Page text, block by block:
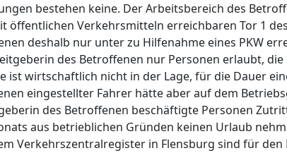
bestehen keine. Der Arbeitsbereich des
öffentlichen Verkehrsmitteln erreichbaren Tor 1
deshalb nur unter zu Hilfenahme eines PKW
des Betroffenen nur Personen erlaubt,
ist wirtschaftlich nicht in der Lage, für die Dauer
eingestellter Fahrer hätte aber auf dem
des Betroffenen beschäftigte Personen
aus betrieblichen Gründen keinen Urlaub
Verkehrszentralregister in Flensburg sind für